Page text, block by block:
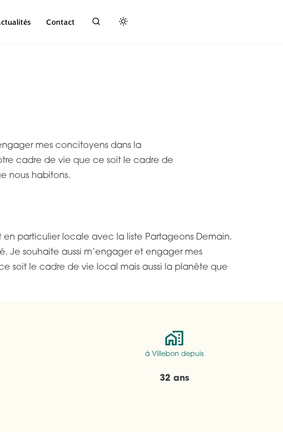
Contact
mes concitoyens dans la
cadre de vie que ce soit le cadre de
nous habitons.
en particulier locale avec la liste Partageons Demain.
Je souhaite aussi m’engager et engager mes
soit le cadre de vie local mais aussi la planète que
à Villebon depuis
32 ans